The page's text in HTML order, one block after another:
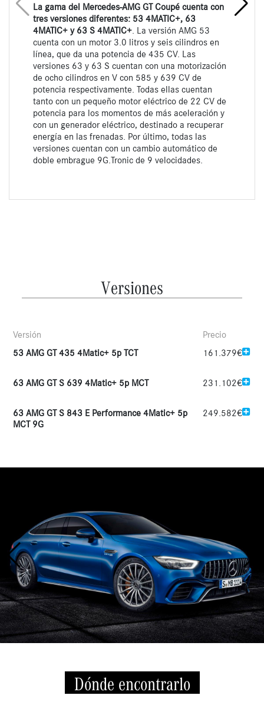
La gama del Mercedes-AMG GT Coupé cuenta con
tres versiones diferentes: 53 4MATIC+, 63
4MATIC+ y 63 S 4MATIC+ . La versión AMG 53
cuenta con un motor 3.0 litros y seis cilindros en
línea, que da una potencia de 435 CV. Las
versiones 63 y 63 S cuentan con una motorización
de ocho cilindros en V con 585 y 639 CV de
potencia respectivamente. Todas ellas cuentan
tanto con un pequeño motor eléctrico de 22 CV de
potencia para los momentos de más aceleración y
con un generador eléctrico, destinado a recuperar
energía en las frenadas. Por último, todas las
versiones cuentan con un cambio automático de
doble embrague 9G.Tronic de 9 velocidades.
Versiones
Versión
Precio
53 AMG GT 435 4Matic+ 5p TCT
161.379€
63 AMG GT S 639 4Matic+ 5p MCT 231.102€
63 AMG GT S 843 E Performance 4Matic+ 5p
MCT 9G
249.582€
Dónde encontrarlo